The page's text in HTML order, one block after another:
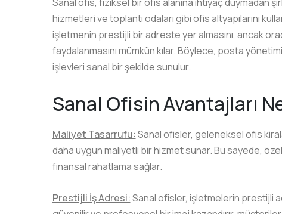
hizmetleri ve toplantı odaları gibi ofis altyapılarını
işletmenin prestijli bir adreste yer almasını, ancak
faydalanmasını mümkün kılar. Böylece, posta
işlevleri sanal bir şekilde sunulur.
Sanal Ofisin Avantajları
Maliyet Tasarrufu:Sanal ofisler, geleneksel ofis
daha uygun maliyetli bir hizmet sunar. Bu sayede,
finansal rahatlama sağlar.
Prestijli İş Adresi:Sanal ofisler, işletmelerin prestijli